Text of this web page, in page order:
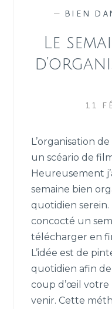
— BIEN
Le
11
L’organisation
un scéario de
Heureusement
semaine bien
quotidien serein.
concocté un
télécharger en
L’idée est de
quotidien afin de
coup d’œil votre
venir. Cette